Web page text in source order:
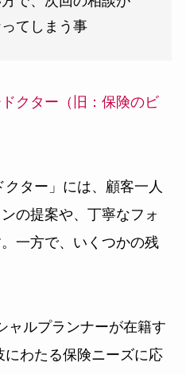
てしまう事
クター（旧：保険のビ
ター」には、顧客一人
の提案や、丁寧なフォ
一方で、いくつかの残
ャルプランナーが在籍す
にわたる保険ニーズに応